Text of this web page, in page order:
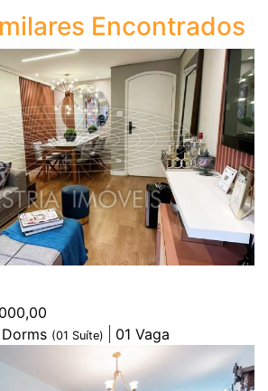
Encontrados
Dorms (01 Suíte) 01 Vaga